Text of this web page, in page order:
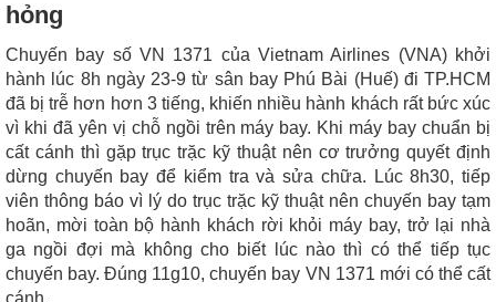
hỏng
Chuyến bay số VN 1371 của Vietnam Airlines (VNA) khởi
hành lúc 8h ngày 23-9 từ sân bay Phú Bài (Huế) đi TP.HCM
đã bị trễ hơn hơn 3 tiếng, khiến nhiều hành khách rất bức xúc
vì khi đã yên vị chỗ ngồi trên máy bay. Khi máy bay chuẩn bị
cất cánh thì gặp trục trặc kỹ thuật nên cơ trưởng quyết định
dừng chuyến bay để kiểm tra và sửa chữa. Lúc 8h30, tiếp
viên thông báo vì lý do trục trặc kỹ thuật nên chuyến bay tạm
hoãn, mời toàn bộ hành khách rời khỏi máy bay, trở lại nhà
ga ngồi đợi mà không cho biết lúc nào thì có thể tiếp tục
chuyến bay. Đúng 11g10, chuyến bay VN 1371 mới có thể cất
cánh.